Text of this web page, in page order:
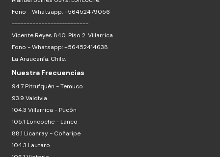
Fono - Whatsapp: +56452479056
--------------------------
Vicente Reyes 840. Piso 2. Villarrica.
Fono - Whatsapp: +56452414638
La Araucanía. Chile.
Nuestra Frecuencias
94.7 Pitrufquén - Temuco
93.9 Valdivia
104.3 Villarrica - Pucón
105.1 Loncoche - Lanco
88.1 Licanray - Coñaripe
104.3 Lautaro